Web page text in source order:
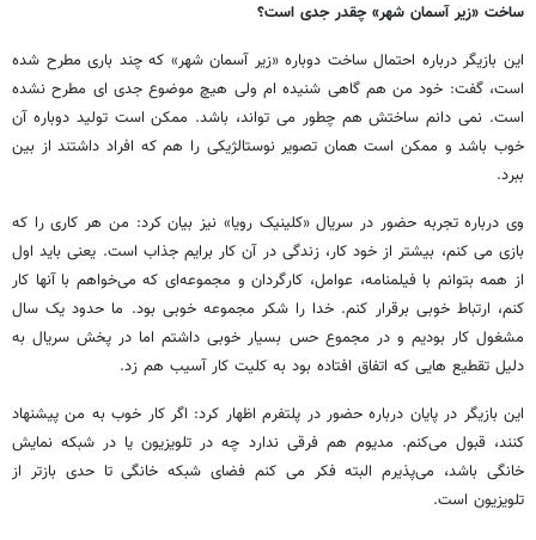
ساخت «زیر آسمان شهر» چقدر جدی است؟
این بازیگر درباره احتمال ساخت دوباره «زیر آسمان شهر» که چند باری مطرح شده
است، گفت: خود من هم گاهی شنیده ام ولی هیچ موضوع جدی ای مطرح نشده
است. نمی دانم ساختش هم چطور می تواند، باشد. ممکن است تولید دوباره آن
خوب باشد و ممکن است همان تصویر نوستالژیکی را هم که افراد داشتند از بین
ببرد.
وی درباره تجربه حضور در سریال «کلینیک رویا» نیز بیان کرد: من هر کاری را که
بازی می کنم، بیشتر از خود کار، زندگی در آن کار برایم جذاب است. یعنی باید اول
از همه بتوانم با فیلمنامه، عوامل، کارگردان و مجموعه‌ای که می‌خواهم با آنها کار
کنم، ارتباط خوبی برقرار کنم. خدا را شکر مجموعه خوبی بود. ما حدود یک سال
مشغول کار بودیم و در مجموع حس بسیار خوبی داشتم اما در پخش سریال به
دلیل تقطیع هایی که اتفاق افتاده بود به کلیت کار آسیب هم زد.
این بازیگر در پایان درباره حضور در پلتفرم اظهار کرد: اگر کار خوب به من پیشنهاد
کنند، قبول می‌کنم. مدیوم هم فرقی ندارد چه در تلویزیون یا در شبکه نمایش
خانگی باشد، می‌پذیرم البته فکر می کنم فضای شبکه خانگی تا حدی بازتر از
تلویزیون است.